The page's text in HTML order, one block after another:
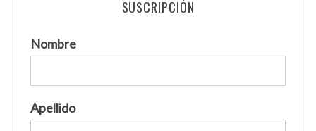
SUSCRIPCIÓN
Nombre
Apellido